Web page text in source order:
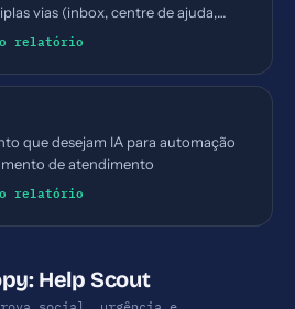
vias (inbox, centre de ajuda,
cargos: CSM, Gerente de
relatório
que desejam IA para automação
de atendimento
relatório
Help Scout